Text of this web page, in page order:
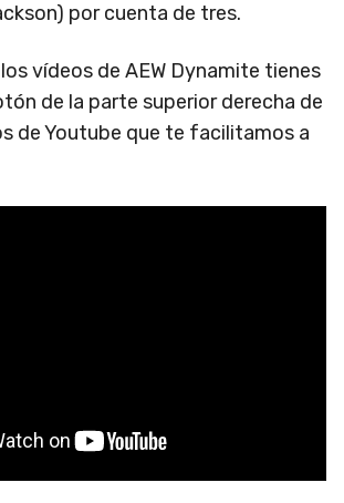
por cuenta de tres.
vídeos de AEW Dynamite tienes
de la parte superior derecha de
de Youtube que te facilitamos a